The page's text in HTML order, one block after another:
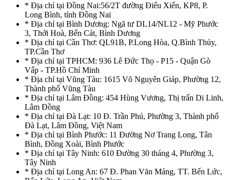
* Địa chỉ tại Đồng Nai:56/2T đường Điểu Xiển, KP8, P.
Long Bình, tỉnh Đồng Nai
* Địa chỉ tại Bình Dương: Ngã tư DL14/NL12 - Mỹ Phước
3, Thới Hoà, Bến Cát, Bình Dương
* Địa chỉ tại Cần Thơ: QL91B, P.Long Hòa, Q.Bình Thủy,
TP.Cần Thơ
* Địa chỉ tại TPHCM: 936 Lê Đức Thọ - P15 - Quận Gò
Vấp - TP.Hồ Chí Minh
* Địa chỉ tại Vũng Tàu: 1615 Võ Nguyên Giáp, Phường 12,
Thành phố Vũng Tàu
* Địa chỉ tại Lâm Đồng: 454 Hùng Vương, Thị trấn Di Linh,
Lâm Đồng
* Địa chỉ tại Đà Lạt: 10 Đ. Trần Phú, Phường 3, Thành phố
Đà Lạt, Lâm Đồng, Việt Nam
* Địa chỉ tại Bình Phước: 11 Đường Nơ Trang Long, Tân
Bình, Đồng Xoài, Bình Phước
* Địa chỉ tại Tây Ninh: 610 Đường 30 tháng 4, Phường 3,
Tây Ninh
* Địa chỉ tại Long An: 67 Đ. Phan Văn Mảng, TT. Bến Lức,